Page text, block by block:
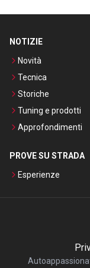
NOTIZIE
Novità
Tecnica
Storiche
Tuning e prodotti
Approfondimenti
PROVE SU STRADA
Esperienze